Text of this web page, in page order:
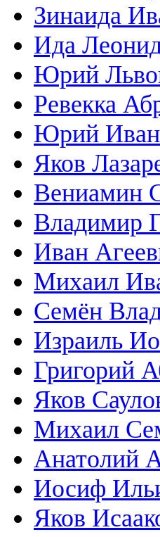
Зинаида
Ида
Юрий
Ревекка
Юрий
Яков
Вениамин
Владимир
Иван
Михаил
Семён
Израиль
Григорий
Яков
Михаил
Анатолий
Иосиф
Яков